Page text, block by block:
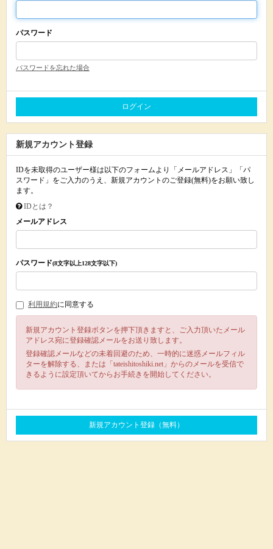
パスワード
パスワードを忘れた場合
新規アカウント登録
IDを未取得のユーザー様は以下のフォームより「メールアドレス」「パ
スワード」をご入力のうえ、新規アカウントのご登録(無料)をお願い致し
ます。
IDとは？
メールアドレス
パスワード(8文字以上128文字以下)
利用規約に同意する
新規アカウント登録ボタンを押下頂きますと、ご入力頂いたメール
アドレス宛に登録確認メールをお送り致します。
登録確認メールなどの未着回避のため、一時的に迷惑メールフィル
ターを解除する、または「tateishitoshiki.net」からのメールを受信で
きるように設定頂いてからお手続きを開始してください。